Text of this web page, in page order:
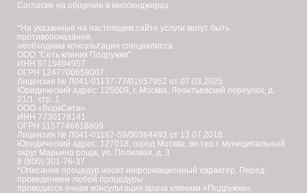
Согласие на общение в мессенджерах
*На указанные на настоящем сайте услуги могут быть
противопоказания,
необходима консультация специалиста
ООО "Сеть клиник Подружки"
ИНН 9715494957
ОГРН 1247700659007
Лицензия № Л041-01137-77/01957952 от 07.03.2025
Юридический адрес: 125009, г. Москва, Леонтьевский переулок, д.
21/1, стр. 1
ООО «ВоркСити»
ИНН 7730178141
ОГРН 1157746618809
Лицензия № Л041-01167-59/00364493 от 13.07.2018
Юридический адрес: 127018, город Москва, вн.тер.г. муниципальный
округ Марьина роща, ул. Полковая, д. 3
8 (800) 301-76-37
*Описание процедур носит информационный характер. Перед
проведением любой процедуры
проводится очная консультация врача клиники «Подружки».